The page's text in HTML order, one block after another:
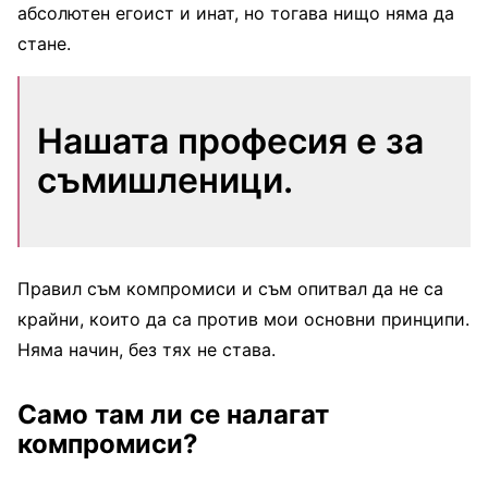
абсолютен егоист и инат, но тогава нищо няма да
стане.
Нашата професия е за
съмишленици.
Правил съм компромиси и съм опитвал да не са
крайни, които да са против мои основни принципи.
Няма начин, без тях не става.
Само там ли се налагат
компромиси?